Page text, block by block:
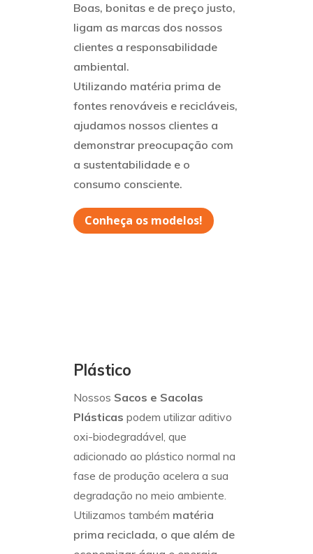
Boas, bonitas e de preço justo,
ligam as marcas dos nossos
clientes a responsabilidade
ambiental.
Utilizando matéria prima de
fontes renováveis e recicláveis,
ajudamos nossos clientes a
demonstrar preocupação com
a sustentabilidade e o
consumo consciente.
Conheça os modelos!
Plástico
Nossos Sacos e Sacolas
Plásticas podem utilizar aditivo
oxi-biodegradável, que
adicionado ao plástico normal na
fase de produção acelera a sua
degradação no meio ambiente.
Utilizamos também matéria
prima reciclada, o que além de